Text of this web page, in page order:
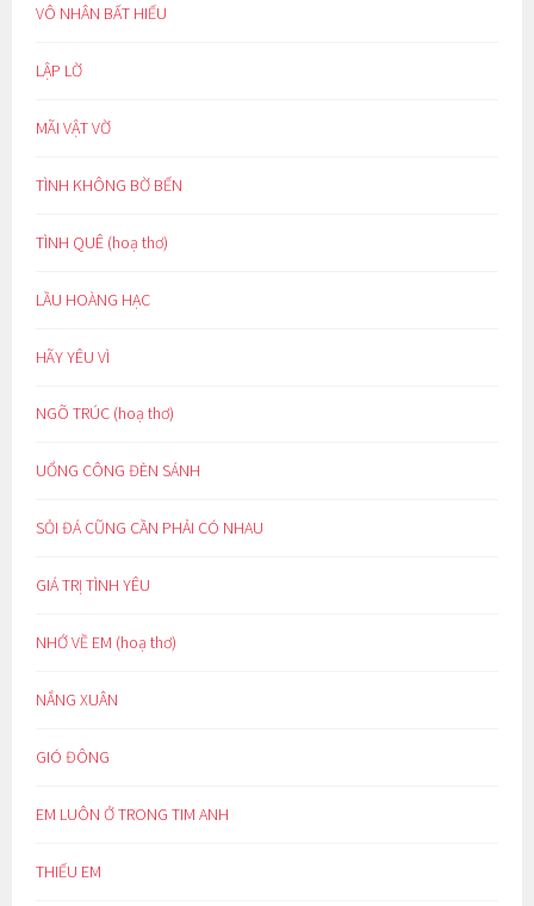
VÔ NHÂN BẤT HIẾU
LẬP LỜ
MÃI VẬT VỜ
TÌNH KHÔNG BỜ BẾN
TÌNH QUÊ (hoạ thơ)
LẦU HOÀNG HẠC
HÃY YÊU VÌ
NGÕ TRÚC (hoạ thơ)
UỔNG CÔNG ĐÈN SÁNH
SỎI ĐÁ CŨNG CẦN PHẢI CÓ NHAU
GIÁ TRỊ TÌNH YÊU
NHỚ VỀ EM (hoạ thơ)
NẮNG XUÂN
GIÓ ĐÔNG
EM LUÔN Ở TRONG TIM ANH
THIẾU EM